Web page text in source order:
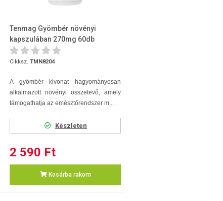
Tenmag Gyömbér növényi
kapszulában 270mg 60db
Cikksz. TMN8204
A gyömbér kivonat hagyományosan
alkalmazott növényi összetevő, amely
támogathatja az emésztőrendszer m...
Készleten
2 590 Ft
Kosárba rakom